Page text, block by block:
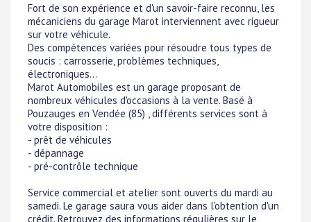
Fort de son expérience et d'un savoir-faire reconnu, les
mécaniciens du garage Marot interviennent avec rigueur
sur votre véhicule.
Des compétences variées pour résoudre tous types de
soucis : carrosserie, problèmes techniques,
électroniques...
Marot Automobiles est un garage proposant de
nombreux véhicules d'occasions à la vente. Basé à
Pouzauges en Vendée (85) , différents services sont à
votre disposition :
- prêt de véhicules
- dépannage
- pré-contrôle technique
Service commercial et atelier sont ouverts du mardi au
samedi. Le garage saura vous aider dans l'obtention d'un
crédit. Retrouvez des informations régulières sur le